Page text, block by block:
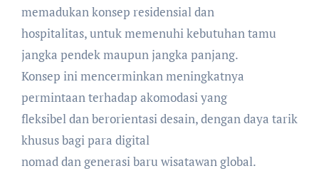
memadukan konsep residensial dan
hospitalitas, untuk memenuhi kebutuhan tamu
jangka pendek maupun jangka panjang.
Konsep ini mencerminkan meningkatnya
permintaan terhadap akomodasi yang
fleksibel dan berorientasi desain, dengan daya tarik
khusus bagi para digital
nomad dan generasi baru wisatawan global.